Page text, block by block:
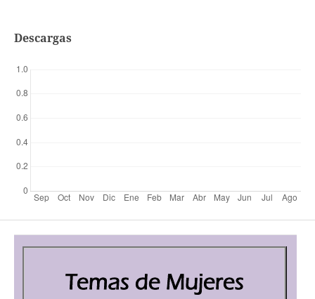
Descargas